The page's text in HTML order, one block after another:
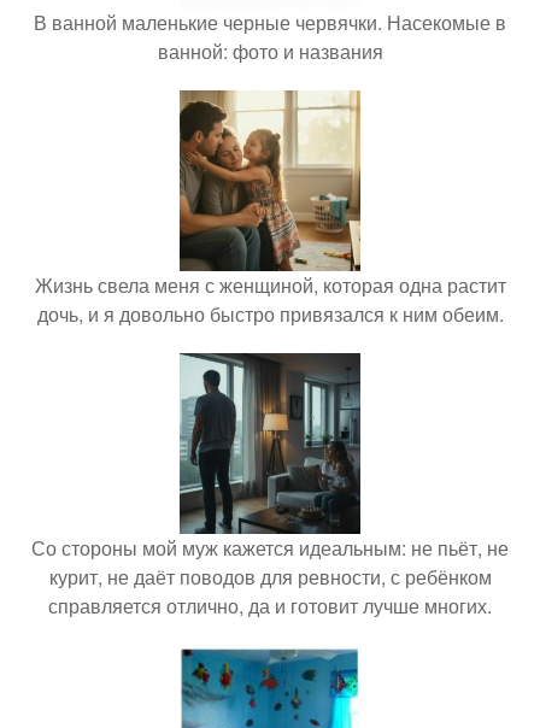
В ванной маленькие черные червячки. Насекомые в
ванной: фото и названия
Жизнь свела меня с женщиной, которая одна растит
дочь, и я довольно быстро привязался к ним обеим.
Со стороны мой муж кажется идеальным: не пьёт, не
курит, не даёт поводов для ревности, с ребёнком
справляется отлично, да и готовит лучше многих.